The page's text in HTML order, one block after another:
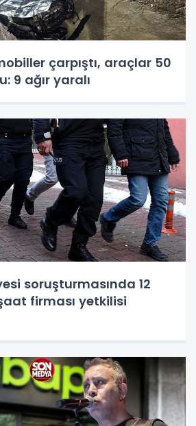
çarpıştı, araçlar 50
9 ağır yaralı
soruşturmasında 12
firması yetkilisi